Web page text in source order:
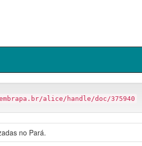
alice/handle/doc/375940
no Pará.